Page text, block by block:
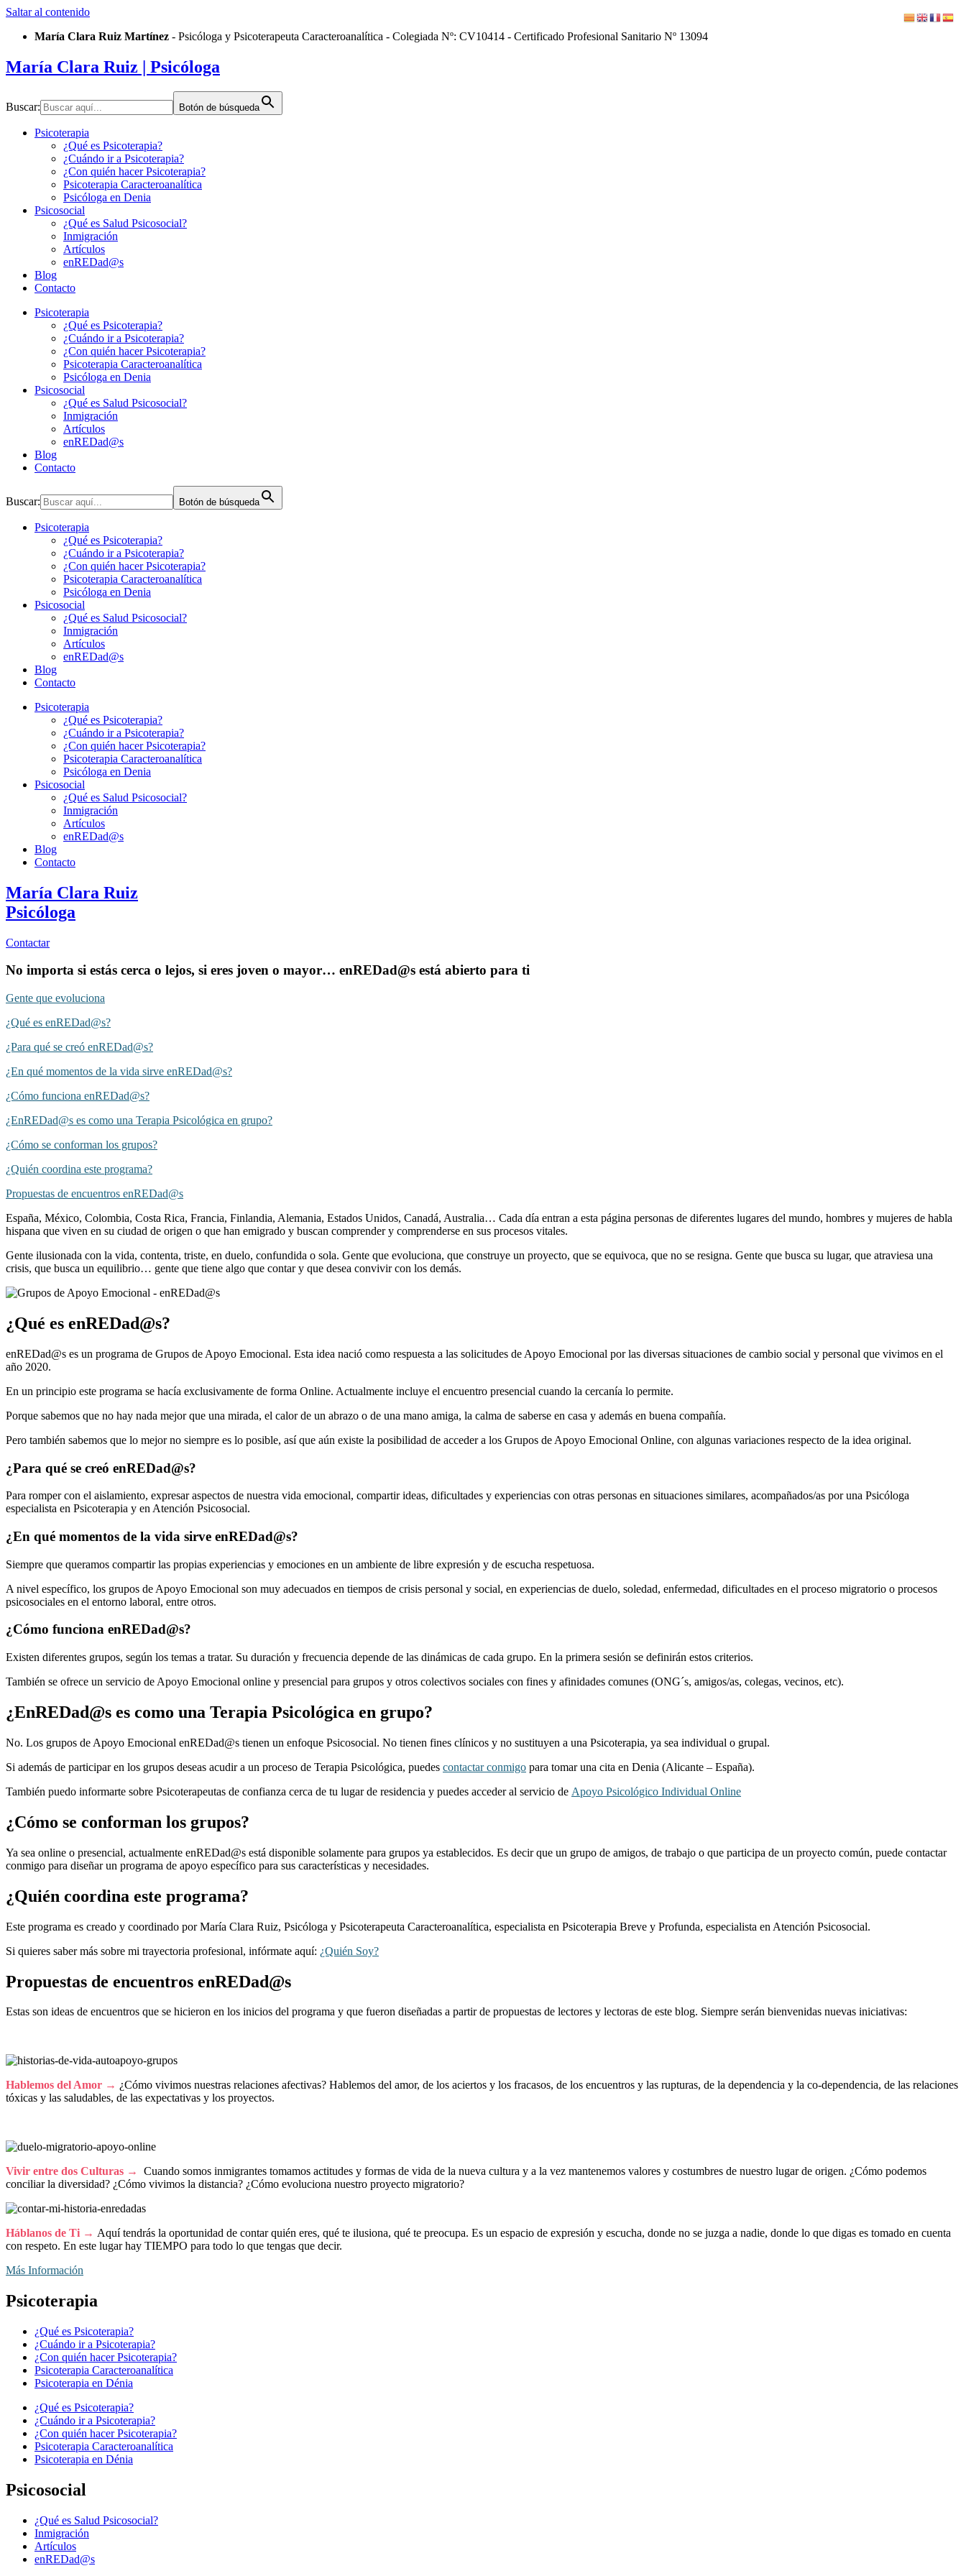
Saltar al contenido
María Clara Ruiz Martínez - Psicóloga y Psicoterapeuta Caracteroanalítica - Colegiada Nº: CV10414 - Certificado Profesional Sanitario Nº 13094
María Clara Ruiz | Psicóloga
Buscar: Botón de búsqueda
Psicoterapia
¿Qué es Psicoterapia?
¿Cuándo ir a Psicoterapia?
¿Con quién hacer Psicoterapia?
Psicoterapia Caracteroanalítica
Psicóloga en Denia
Psicosocial
¿Qué es Salud Psicosocial?
Inmigración
Artículos
enREDad@s
Blog
Contacto
Psicoterapia
¿Qué es Psicoterapia?
¿Cuándo ir a Psicoterapia?
¿Con quién hacer Psicoterapia?
Psicoterapia Caracteroanalítica
Psicóloga en Denia
Psicosocial
¿Qué es Salud Psicosocial?
Inmigración
Artículos
enREDad@s
Blog
Contacto
Buscar: Botón de búsqueda
Psicoterapia
¿Qué es Psicoterapia?
¿Cuándo ir a Psicoterapia?
¿Con quién hacer Psicoterapia?
Psicoterapia Caracteroanalítica
Psicóloga en Denia
Psicosocial
¿Qué es Salud Psicosocial?
Inmigración
Artículos
enREDad@s
Blog
Contacto
Psicoterapia
¿Qué es Psicoterapia?
¿Cuándo ir a Psicoterapia?
¿Con quién hacer Psicoterapia?
Psicoterapia Caracteroanalítica
Psicóloga en Denia
Psicosocial
¿Qué es Salud Psicosocial?
Inmigración
Artículos
enREDad@s
Blog
Contacto
María Clara Ruiz
Psicóloga
Contactar
No importa si estás cerca o lejos, si eres joven o mayor… enREDad@s está abierto para ti
Gente que evoluciona
¿Qué es enREDad@s?
¿Para qué se creó enREDad@s?
¿En qué momentos de la vida sirve enREDad@s?
¿Cómo funciona enREDad@s?
¿EnREDad@s es como una Terapia Psicológica en grupo?
¿Cómo se conforman los grupos?
¿Quién coordina este programa?
Propuestas de encuentros enREDad@s
España, México, Colombia, Costa Rica, Francia, Finlandia, Alemania, Estados Unidos, Canadá, Australia… Cada día entran a esta página personas de diferentes lugares del mundo, hombres y mujeres de habla
hispana que viven en su ciudad de origen o que han emigrado y buscan comprender y comprenderse en sus procesos vitales.
Gente ilusionada con la vida, contenta, triste, en duelo, confundida o sola. Gente que evoluciona, que construye un proyecto, que se equivoca, que no se resigna. Gente que busca su lugar, que atraviesa una
crisis, que busca un equilibrio… gente que tiene algo que contar y que desea convivir con los demás.
¿Qué es enREDad@s?
enREDad@s es un programa de Grupos de Apoyo Emocional. Esta idea nació como respuesta a las solicitudes de Apoyo Emocional por las diversas situaciones de cambio social y personal que vivimos en el
año 2020.
En un principio este programa se hacía exclusivamente de forma Online. Actualmente incluye el encuentro presencial cuando la cercanía lo permite.
Porque sabemos que no hay nada mejor que una mirada, el calor de un abrazo o de una mano amiga, la calma de saberse en casa y además en buena compañía.
Pero también sabemos que lo mejor no siempre es lo posible, así que aún existe la posibilidad de acceder a los Grupos de Apoyo Emocional Online, con algunas variaciones respecto de la idea original.
¿Para qué se creó enREDad@s?
Para romper con el aislamiento, expresar aspectos de nuestra vida emocional, compartir ideas, dificultades y experiencias con otras personas en situaciones similares, acompañados/as por una Psicóloga
especialista en Psicoterapia y en Atención Psicosocial.
¿En qué momentos de la vida sirve enREDad@s?
Siempre que queramos compartir las propias experiencias y emociones en un ambiente de libre expresión y de escucha respetuosa.
A nivel específico, los grupos de Apoyo Emocional son muy adecuados en tiempos de crisis personal y social, en experiencias de duelo, soledad, enfermedad, dificultades en el proceso migratorio o procesos
psicosociales en el entorno laboral, entre otros.
¿Cómo funciona enREDad@s?
Existen diferentes grupos, según los temas a tratar. Su duración y frecuencia depende de las dinámicas de cada grupo. En la primera sesión se definirán estos criterios.
También se ofrece un servicio de Apoyo Emocional online y presencial para grupos y otros colectivos sociales con fines y afinidades comunes (ONG´s, amigos/as, colegas, vecinos, etc).
¿EnREDad@s es como una Terapia Psicológica en grupo?
No. Los grupos de Apoyo Emocional enREDad@s tienen un enfoque Psicosocial. No tienen fines clínicos y no sustituyen a una Psicoterapia, ya sea individual o grupal.
Si además de participar en los grupos deseas acudir a un proceso de Terapia Psicológica, puedes contactar conmigo para tomar una cita en Denia (Alicante – España).
También puedo informarte sobre Psicoterapeutas de confianza cerca de tu lugar de residencia y puedes acceder al servicio de Apoyo Psicológico Individual Online
¿Cómo se conforman los grupos?
Ya sea online o presencial, actualmente enREDad@s está disponible solamente para grupos ya establecidos. Es decir que un grupo de amigos, de trabajo o que participa de un proyecto común, puede contactar
conmigo para diseñar un programa de apoyo específico para sus características y necesidades.
¿Quién coordina este programa?
Este programa es creado y coordinado por María Clara Ruiz, Psicóloga y Psicoterapeuta Caracteroanalítica, especialista en Psicoterapia Breve y Profunda, especialista en Atención Psicosocial.
Si quieres saber más sobre mi trayectoria profesional, infórmate aquí: ¿Quién Soy?
Propuestas de encuentros enREDad@s
Estas son ideas de encuentros que se hicieron en los inicios del programa y que fueron diseñadas a partir de propuestas de lectores y lectoras de este blog. Siempre serán bienvenidas nuevas iniciativas:
Hablemos del Amor → ¿Cómo vivimos nuestras relaciones afectivas? Hablemos del amor, de los aciertos y los fracasos, de los encuentros y las rupturas, de la dependencia y la co-dependencia, de las relaciones
tóxicas y las saludables, de las expectativas y los proyectos.
Vivir entre dos Culturas →
Cuando somos inmigrantes tomamos actitudes y formas de vida de la nueva cultura y a la vez mantenemos valores y costumbres de nuestro lugar de origen. ¿Cómo podemos
conciliar la diversidad? ¿Cómo vivimos la distancia? ¿Cómo evoluciona nuestro proyecto migratorio?
Háblanos de Ti → Aquí tendrás la oportunidad de contar quién eres, qué te ilusiona, qué te preocupa. Es un espacio de expresión y escucha, donde no se juzga a nadie, donde lo que digas es tomado en cuenta
con respeto. En este lugar hay TIEMPO para todo lo que tengas que decir.
Más Información
Psicoterapia
¿Qué es Psicoterapia?
¿Cuándo ir a Psicoterapia?
¿Con quién hacer Psicoterapia?
Psicoterapia Caracteroanalítica
Psicoterapia en Dénia
¿Qué es Psicoterapia?
¿Cuándo ir a Psicoterapia?
¿Con quién hacer Psicoterapia?
Psicoterapia Caracteroanalítica
Psicoterapia en Dénia
Psicosocial
¿Qué es Salud Psicosocial?
Inmigración
Artículos
enREDad@s